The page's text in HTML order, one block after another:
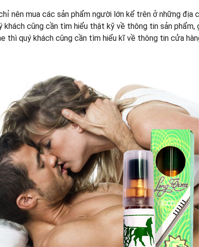
nên mua các sản phẩm người lớn kể trên ở những địa
cũng cần tìm hiểu thật kỹ về thông tin sản phẩm,
thì quý khách cũng cần tìm hiểu kĩ về thông tin cửa